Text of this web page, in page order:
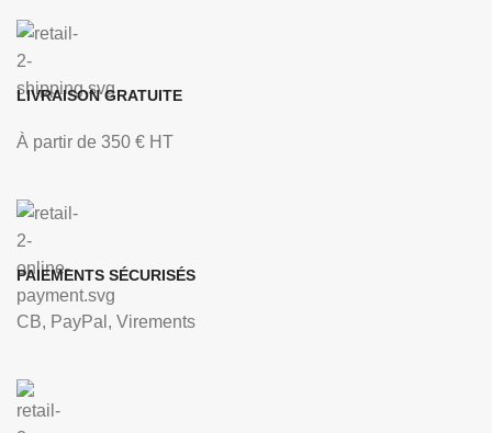
LIVRAISON GRATUITE
À partir de 350 € HT
PAIEMENTS SÉCURISÉS
CB, PayPal, Virements